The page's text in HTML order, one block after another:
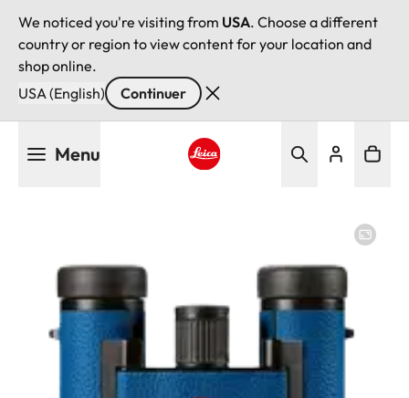
We noticed you're visiting from USA. Choose a different
country or region to view content for your location and
shop online.
USA (English)
Continuer
Menu